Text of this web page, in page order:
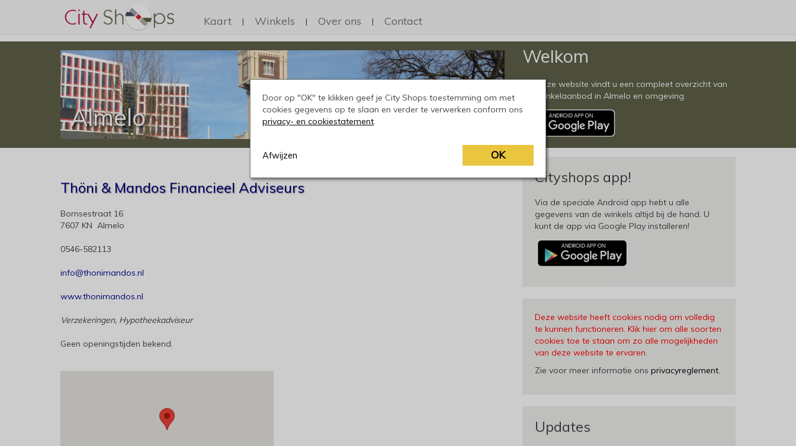
Kaart | Winkels | Over ons | Contact
Almelo
Welkom
Op deze website vindt u een compleet overzicht van
het winkelaanbod in Almelo en omgeving.
Thöni & Mandos Financieel Adviseurs
Bornsestraat 16
7607 KN Almelo
0546-582113
info@thonimandos.nl
www.thonimandos.nl
Verzekeringen, Hypotheekadviseur
Geen openingstijden bekend.
Cityshops app!
Via de speciale Android app hebt u alle
gegevens van de winkels altijd bij de hand. U
kunt de app via Google Play installeren!
Deze website heeft cookies nodig om volledig
te kunnen functioneren. Klik hier om alle soorten
cookies toe te staan om zo alle mogelijkheden
van deze website te ervaren.
Zie voor meer informatie ons privacyreglement.
Updates
Door op "OK" te klikken geef je City Shops toestemming om met
cookies gegevens op te slaan en verder te verwerken conform ons
privacy- en cookiestatement.
Afwijzen OK